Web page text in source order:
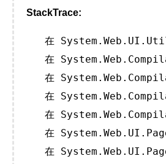
StackTrace:
在
在
在
在
在
在
在